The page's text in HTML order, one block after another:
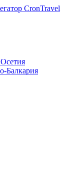
Балкария